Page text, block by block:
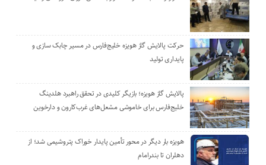
حرکت پالایش گاز هویزه خلیج‌فارس در مسیر چابک سازی و
پایداری تولید
پالایش گاز هویزه؛ بازیگر کلیدی در تحقق راهبرد هلدینگ
خلیج‌فارس برای خاموشی مشعل‌های غرب‌کارون و دارخوین
هویزه بار دیگر در محور تأمین پایدار خوراک پتروشیمی شد؛ از
دهلران تا بندرامام